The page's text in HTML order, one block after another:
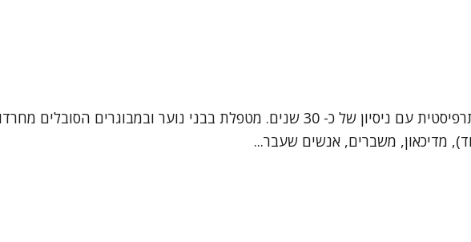
מיכל אלרן, בעלת תואר שני בעבודה סוציאלית קלינית ופסיכותרפיסטית עם ניסיון של כ- 30 שנים.
מדיכאון, משברים, אנשים שעבר...